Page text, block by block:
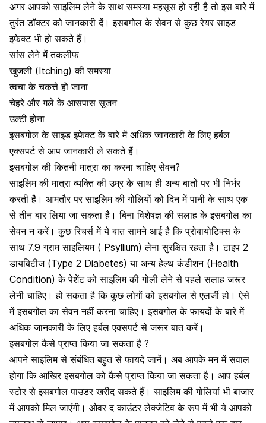
अगर आपको साइलिम लेने के साथ समस्या महसूस हो रही है तो इस बारे में
तुरंत डॉक्टर को जानकारी दें। इसबगोल के सेवन से कुछ रेयर साइड
इफेक्ट भी हो सकते हैं।
सांस लेने में तकलीफ
खुजली (Itching) की समस्या
त्वचा के चकत्ते हो जाना
चेहरे और गले के आसपास सूजन
उल्टी होना
इसबगोल के साइड इफेक्ट के बारे में अधिक जानकारी के लिए हर्बल
एक्सपर्ट से आप जानकारी ले सकते हैं।
इसबगोल की कितनी मात्रा का करना चाहिए सेवन?
साइलिम की मात्रा व्यक्ति की उम्र के साथ ही अन्य बातों पर भी निर्भर
करती है। आमतौर पर साइलिम की गोलियों को दिन में पानी के साथ एक
से तीन बार लिया जा सकता है। बिना विशेषज्ञ की सलाह के इसबगोल का
सेवन न करें। कुछ रिचर्स में ये बात सामने आई है कि प्रोबायोटिक्स के
साथ 7.9 ग्राम साइलियम ( Psyllium) लेना सुरक्षित रहता है। टाइप 2
डायबिटीज (Type 2 Diabetes) या अन्य हेल्थ कंडीशन (Health
Condition) के पेशेंट को साइलिम की गोली लेने से पहले सलाह जरूर
लेनी चाहिए। हो सकता है कि कुछ लोगों को इसबगोल से एलर्जी हो। ऐसे
में इसबगोल का सेवन नहीं करना चाहिए। इसबगोल के फायदों के बारे में
अधिक जानकारी के लिए हर्बल एक्सपर्ट से जरूर बात करें।
इसबगोल कैसे प्राप्त किया जा सकता है ?
आपने साइलिम से संबंधित बहुत से फायदे जानें। अब आपके मन में सवाल
होगा कि आखिर इसबगोल को कैसे प्राप्त किया जा सकता है। आप हर्बल
स्टोर से इसबगोल पाउडर खरीद सकते हैं। साइलिम की गोलियां भी बाजार
में आपको मिल जाएंगी। ओवर द काउंटर लेक्जेटिव के रूप में भी ये आपको